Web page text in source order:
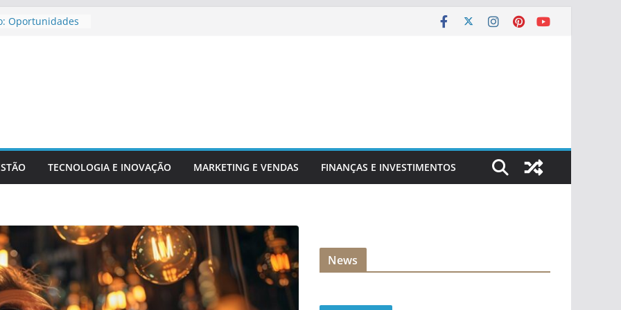
Oportunidades
TECNOLOGIA E INOVAÇÃO MARKETING E VENDAS FINANÇAS E INVESTIMENTOS
News